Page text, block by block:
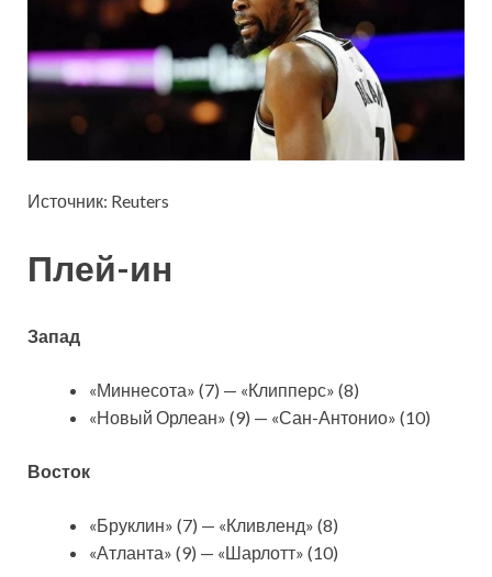
Источник: Reuters
Плей-ин
Запад
«Миннесота» (7) — «Клипперс» (8)
«Новый Орлеан» (9) — «Сан-Антонио» (10)
Восток
«Бруклин» (7) — «Кливленд» (8)
«Атланта» (9) — «Шарлотт» (10)